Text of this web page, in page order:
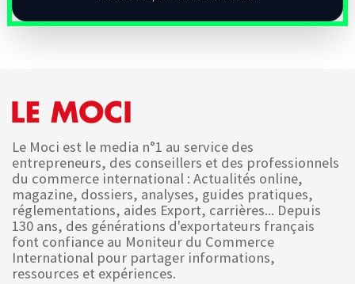
Le Moci est le media n°1 au service des
entrepreneurs, des conseillers et des professionnels
du commerce international : Actualités online,
magazine, dossiers, analyses, guides pratiques,
réglementations, aides Export, carrières... Depuis
130 ans, des générations d'exportateurs français
font confiance au Moniteur du Commerce
International pour partager informations,
ressources et expériences.